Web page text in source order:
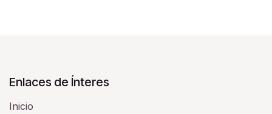
Enlaces de Ínteres
Inicio